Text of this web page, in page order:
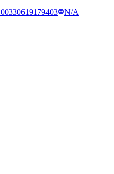
00330619179403
N/A